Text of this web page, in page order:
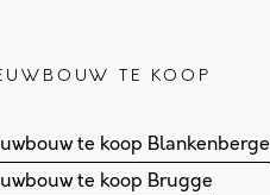
TE KOOP
te koop Blankenberge
te koop Brugge